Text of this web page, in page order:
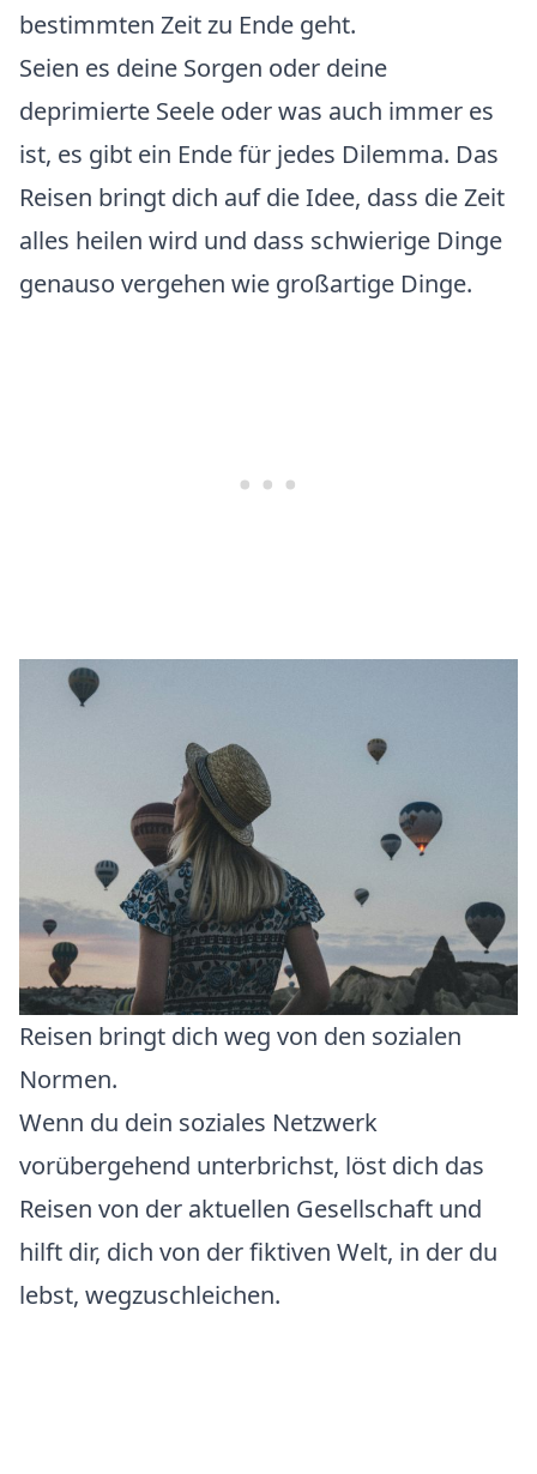
bestimmten Zeit zu Ende geht.
Seien es deine Sorgen oder deine
deprimierte Seele oder was auch immer es
ist, es gibt ein Ende für jedes Dilemma. Das
Reisen bringt dich auf die Idee, dass die Zeit
alles heilen wird und dass schwierige Dinge
genauso vergehen wie großartige Dinge.
Reisen bringt dich weg von den sozialen
Normen.
Wenn du dein soziales Netzwerk
vorübergehend unterbrichst, löst dich das
Reisen von der aktuellen Gesellschaft und
hilft dir, dich von der fiktiven Welt, in der du
lebst, wegzuschleichen.